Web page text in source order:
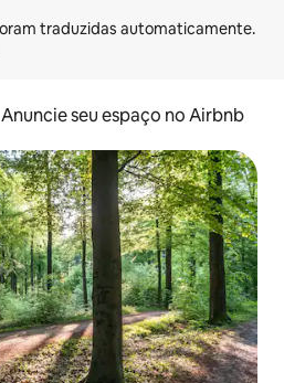
Anuncie seu espaço no Airbnb